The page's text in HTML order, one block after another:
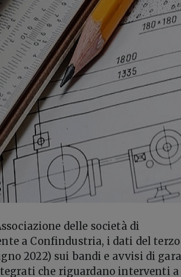
delle società di
a Confindustria, i dati del terzo
2022) sui bandi e avvisi di gara
che riguardano interventi a